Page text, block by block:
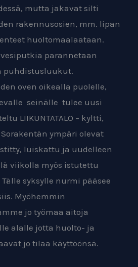
mutta jakavat silti
rakennusosien, mm. lipan
huoltomaalaataan.
parannetaan
puhdistusluukut.
oven oikealla puolelle,
seinälle tulee uusi
LIIKUNTATALO – kyltti,
Sorakentän ympäri olevat
luiskattu ja uudelleen
viikolla myös istutettu
syksylle nurmi pääsee
Myöhemmin
jo työmaa aitoja
alalle jotta huolto- ja
jo tilaa käyttöönsä.